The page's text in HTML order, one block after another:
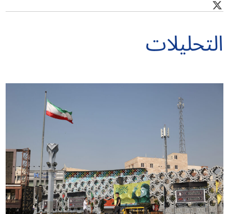
التحليلات